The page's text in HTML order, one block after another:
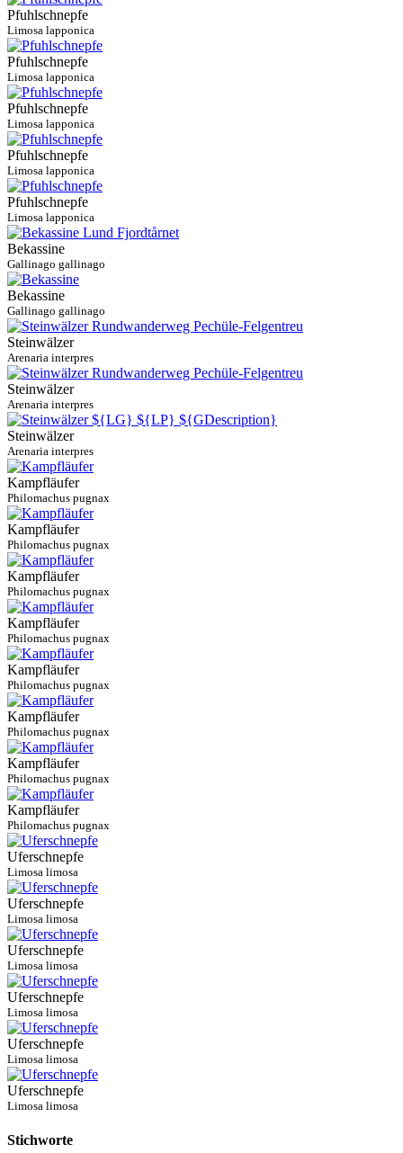
Pfuhlschnepfe
Limosa lapponica
Pfuhlschnepfe
Limosa lapponica
Pfuhlschnepfe
Limosa lapponica
Pfuhlschnepfe
Limosa lapponica
Pfuhlschnepfe
Limosa lapponica
Bekassine
Gallinago gallinago
Bekassine
Gallinago gallinago
Steinwälzer
Arenaria interpres
Steinwälzer
Arenaria interpres
Steinwälzer
Arenaria interpres
Kampfläufer
Philomachus pugnax
Kampfläufer
Philomachus pugnax
Kampfläufer
Philomachus pugnax
Kampfläufer
Philomachus pugnax
Kampfläufer
Philomachus pugnax
Kampfläufer
Philomachus pugnax
Kampfläufer
Philomachus pugnax
Kampfläufer
Philomachus pugnax
Uferschnepfe
Limosa limosa
Uferschnepfe
Limosa limosa
Uferschnepfe
Limosa limosa
Uferschnepfe
Limosa limosa
Uferschnepfe
Limosa limosa
Uferschnepfe
Limosa limosa
Stichworte